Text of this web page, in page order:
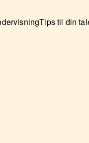
Tips til din